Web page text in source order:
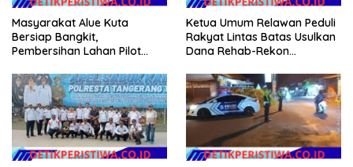
Masyarakat Alue Kuta
Bersiap Bangkit,
Pembersihan Lahan Pilot
Tanah Dimulai Sabtu
Ketua Umum Relawan Peduli
Rakyat Lintas Batas Usulkan
Dana Rehab-Rekon
Dikelola Langsung
Pemerintah Pusat